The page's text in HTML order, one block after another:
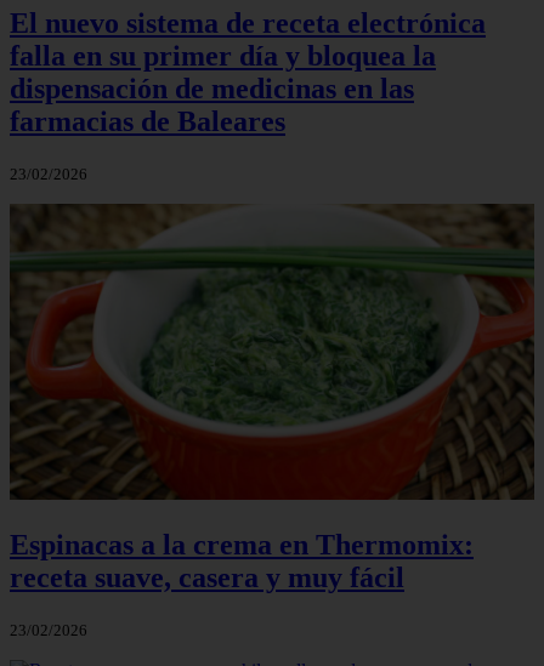
El nuevo sistema de receta electrónica
falla en su primer día y bloquea la
dispensación de medicinas en las
farmacias de Baleares
23/02/2026
Espinacas a la crema en Thermomix:
receta suave, casera y muy fácil
23/02/2026